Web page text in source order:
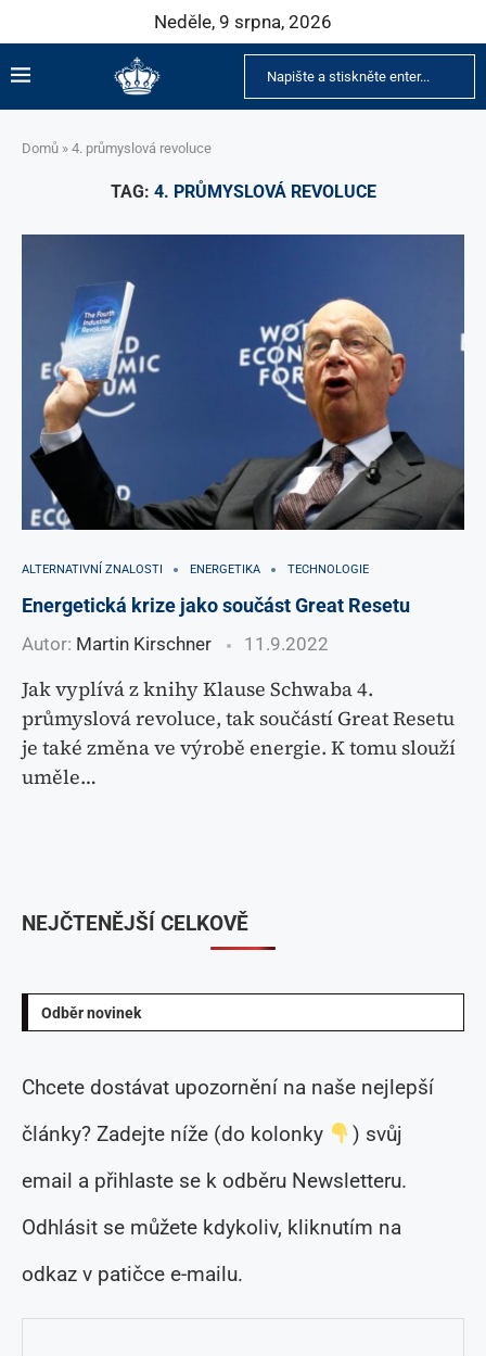
Neděle, 9 srpna, 2026
Domů » 4. průmyslová revoluce
TAG: 4. PRŮMYSLOVÁ REVOLUCE
ALTERNATIVNÍ ZNALOSTI ENERGETIKA TECHNOLOGIE
Energetická krize jako součást Great Resetu
Autor: Martin Kirschner 11.9.2022
Jak vyplívá z knihy Klause Schwaba 4.
průmyslová revoluce, tak součástí Great Resetu
je také změna ve výrobě energie. K tomu slouží
uměle…
Odběr novinek
Chcete dostávat upozornění na naše nejlepší
články? Zadejte níže (do kolonky
) svůj
email a přihlaste se k odběru Newsletteru.
Odhlásit se můžete kdykoliv, kliknutím na
odkaz v patičce e-mailu.
NEJČTENĚJŠÍ CELKOVĚ